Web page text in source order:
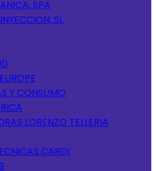
SPA
SL
Y CONSUMO
LORENZO TELLERIA
CARDI